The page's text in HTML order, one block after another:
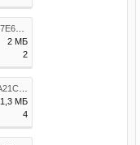
2 МБ
2
1,3 МБ
4